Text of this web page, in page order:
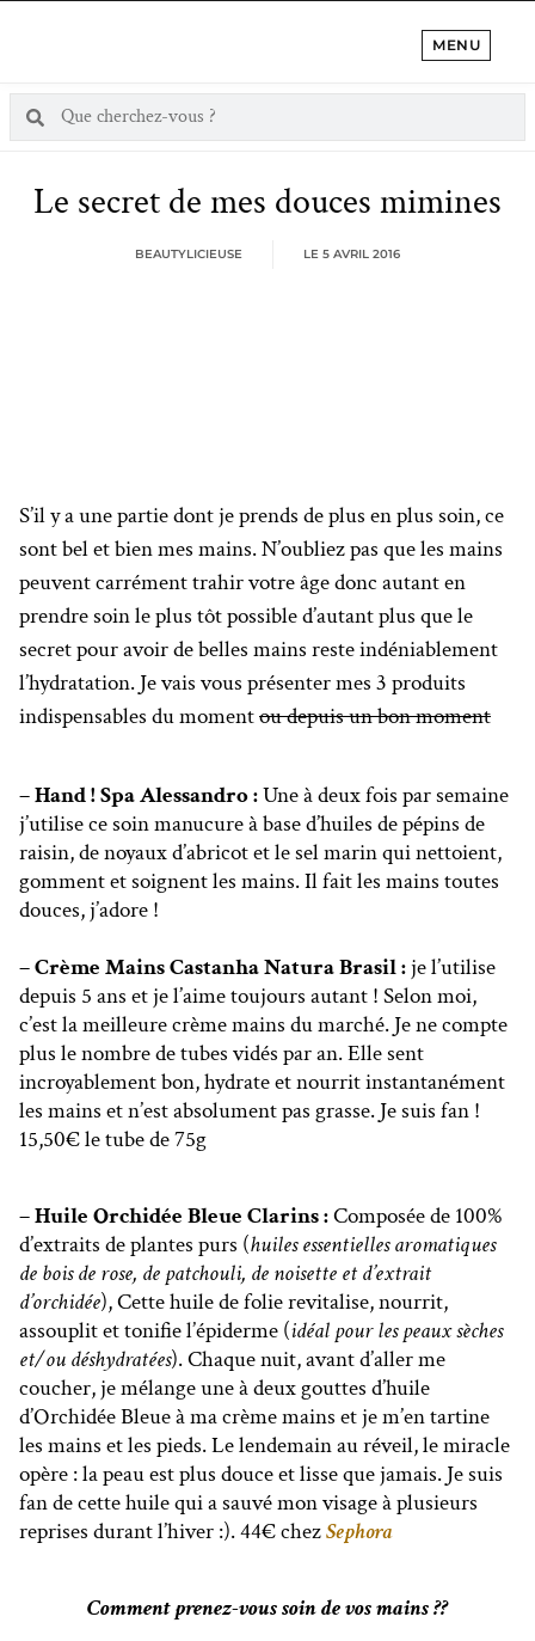
MENU
Le secret de mes douces mimines
BEAUTYLICIEUSE LE 5 AVRIL 2016
S’il y a une partie dont je prends de plus en plus soin, ce
sont bel et bien mes mains. N’oubliez pas que les mains
peuvent carrément trahir votre âge donc autant en
prendre soin le plus tôt possible d’autant plus que le
secret pour avoir de belles mains reste indéniablement
l’hydratation. Je vais vous présenter mes 3 produits
indispensables du momentou depuis un bon moment
– Hand ! Spa Alessandro :Une à deux fois par semaine
j’utilise ce soin manucure à base d’huiles de pépins de
raisin, de noyaux d’abricot et le sel marin qui nettoient,
gomment et soignent les mains. Il fait les mains toutes
douces, j’adore !
– Crème Mains Castanha Natura Brasil :je l’utilise
depuis 5 ans et je l’aime toujours autant ! Selon moi,
c’est la meilleure crème mains du marché. Je ne compte
plus le nombre de tubes vidés par an. Elle sent
incroyablement bon, hydrate et nourrit instantanément
les mains et n’est absolument pas grasse. Je suis fan !
15,50€ le tube de 75g
– Huile Orchidée Bleue Clarins :Composée de 100%
d’extraits de plantes purs (huiles essentielles aromatiques
de bois de rose, de patchouli, de noisette et d’extrait
d’orchidée), Cette huile de folie revitalise, nourrit,
assouplit et tonifie l’épiderme (idéal pour les peaux sèches
et/ou déshydratées). Chaque nuit, avant d’aller me
coucher, je mélange une à deux gouttes d’huile
d’Orchidée Bleue à ma crème mains et je m’en tartine
les mains et les pieds. Le lendemain au réveil, le miracle
opère : la peau est plus douce et lisse que jamais. Je suis
fan de cette huile qui a sauvé mon visage à plusieurs
reprises durant l’hiver :). 44€ chezSephora
Comment prenez-vous soin de vos mains ??